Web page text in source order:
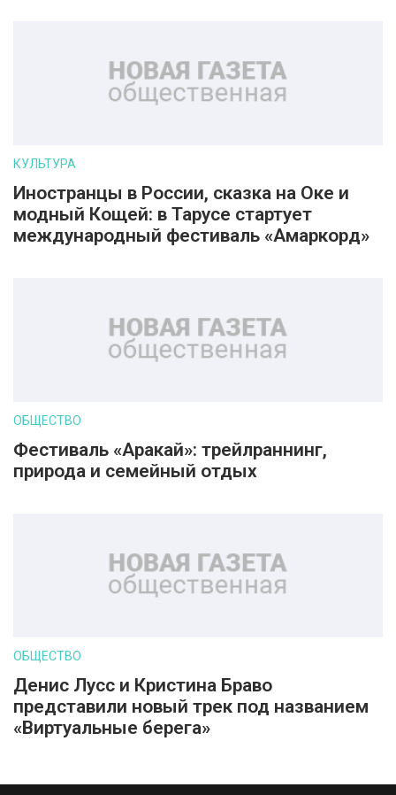
КУЛЬТУРА
Иностранцы в России, сказка на Оке и
модный Кощей: в Тарусе стартует
международный фестиваль «Амаркорд»
ОБЩЕСТВО
Фестиваль «Аракай»: трейлраннинг,
природа и семейный отдых
ОБЩЕСТВО
Денис Лусс и Кристина Браво
представили новый трек под названием
«Виртуальные берега»